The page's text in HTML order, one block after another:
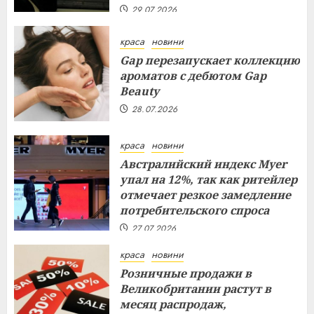
29.07.2026
краса новини
Gap перезапускает коллекцию
ароматов с дебютом Gap
Beauty
28.07.2026
краса новини
Австралийский индекс Myer
упал на 12%, так как ритейлер
отмечает резкое замедление
потребительского спроса
27.07.2026
краса новини
Розничные продажи в
Великобритании растут в
месяц распродаж,